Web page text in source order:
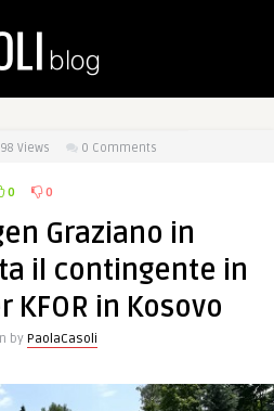
Views 0 Comments
0 0
Graziano in
il contingente in
in Kosovo
by PaolaCasoli